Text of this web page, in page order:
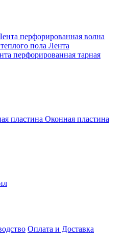
перфорированная волна
пола Лента
перфорированная тарная
пластина Оконная пластина
Оплата и Доставка